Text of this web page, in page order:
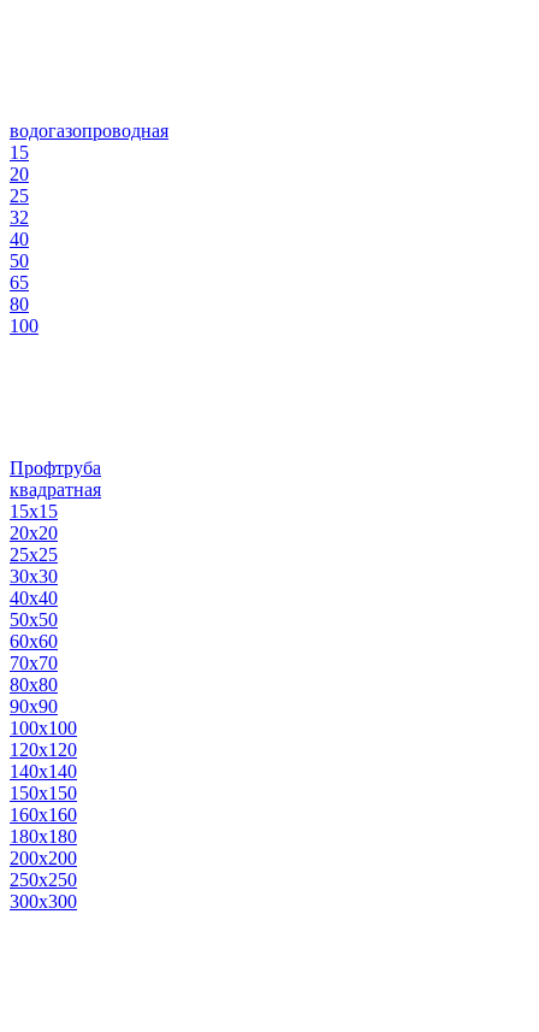
водогазопроводная
15
20
25
32
40
50
65
80
100
Профтруба
квадратная
15х15
20х20
25х25
30х30
40х40
50х50
60х60
70х70
80х80
90х90
100х100
120х120
140х140
150х150
160х160
180х180
200х200
250х250
300х300